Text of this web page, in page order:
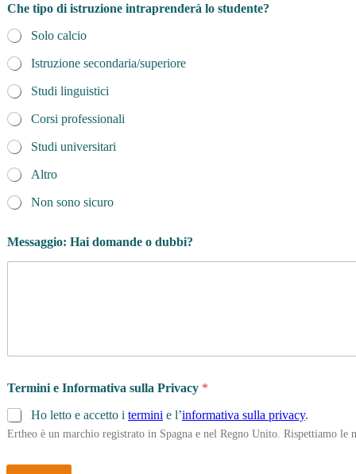
Che tipo di istruzione intraprenderà lo studente?
Solo calcio
Istruzione secondaria/superiore
Studi linguistici
Corsi professionali
Studi universitari
Altro
Non sono sicuro
Messaggio: Hai domande o dubbi?
Termini e Informativa sulla Privacy *
Ho letto e accetto i termini e l’informativa sulla privacy.
Ertheo è un marchio registrato in Spagna e nel Regno Unito. Rispettiamo